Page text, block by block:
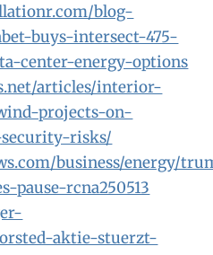
blog-
buys-intersect-475-
center-energy-options
articles/interior-
projects-on-
risks/
business/energy/
pause-rcna250513
aktie-stuerzt-